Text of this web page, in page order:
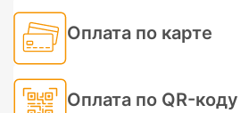
Оплата по карте
Оплата по QR-коду